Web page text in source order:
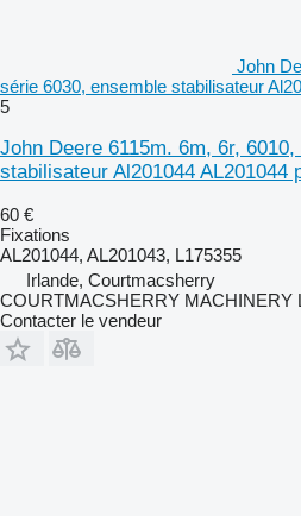
John
série 6030, ensemble stabilisateur
5
John Deere 6115m. 6m, 6r,
stabilisateur Al201044 AL201044
60 €
Fixations
AL201044, AL201043, L175355
Irlande, Courtmacsherry
COURTMACSHERRY MACHINERY
Contacter le vendeur